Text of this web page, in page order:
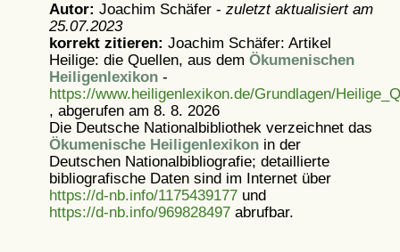
Autor: Joachim Schäfer - zuletzt aktualisiert am
25.07.2023
korrekt zitieren: Joachim Schäfer: Artikel
Heilige: die Quellen, aus dem Ökumenischen
Heiligenlexikon-
https://www.heiligenlexikon.de/Grundlagen/
, abgerufen am 8. 8. 2026
Die Deutsche Nationalbibliothek verzeichnet das
Ökumenische Heiligenlexikonin der
Deutschen Nationalbibliografie; detaillierte
bibliografische Daten sind im Internet über
https://d-nb.info/1175439177und
https://d-nb.info/969828497abrufbar.